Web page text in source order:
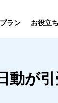
賃貸
業務向
制作の流
プラン お役立
お役立ちブ
動が